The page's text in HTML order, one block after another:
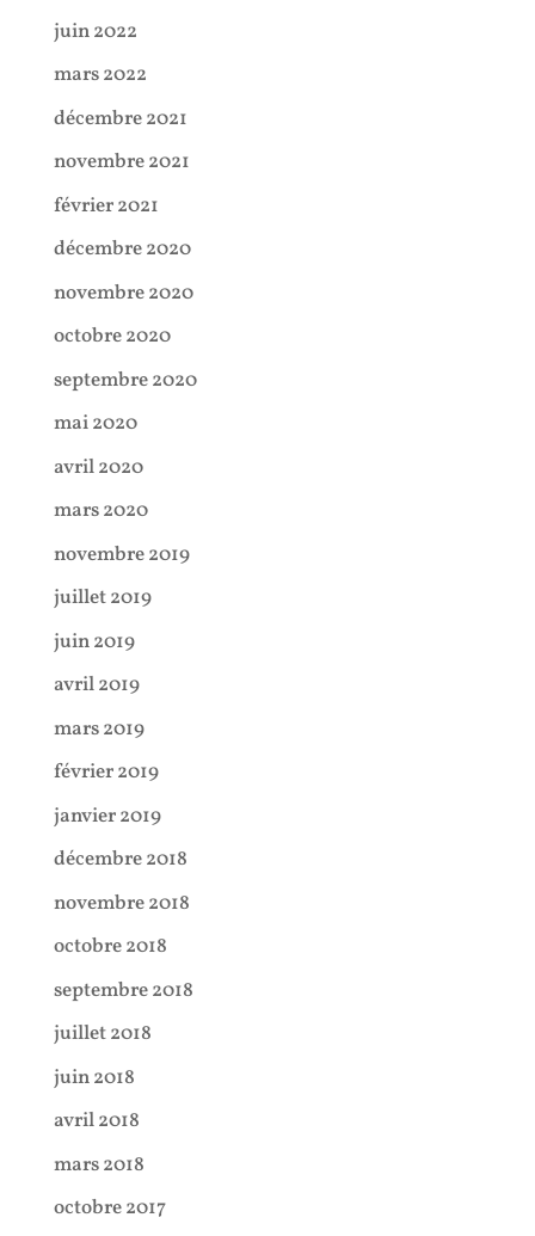
juin 2022
mars 2022
décembre 2021
novembre 2021
février 2021
décembre 2020
novembre 2020
octobre 2020
septembre 2020
mai 2020
avril 2020
mars 2020
novembre 2019
juillet 2019
juin 2019
avril 2019
mars 2019
février 2019
janvier 2019
décembre 2018
novembre 2018
octobre 2018
septembre 2018
juillet 2018
juin 2018
avril 2018
mars 2018
octobre 2017